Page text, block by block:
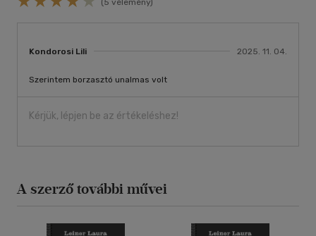
(5 vélemény)
Kondorosi Lili 2025. 11. 04.
Szerintem borzasztó unalmas volt
Kérjük, lépjen be az értékeléshez!
A szerző további művei